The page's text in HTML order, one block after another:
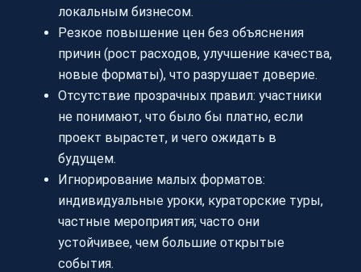
локальным бизнесом.
Резкое повышение цен без объяснения
причин (рост расходов, улучшение качества,
новые форматы), что разрушает доверие.
Отсутствие прозрачных правил: участники
не понимают, что было бы платно, если
проект вырастет, и чего ожидать в
будущем.
Игнорирование малых форматов:
индивидуальные уроки, кураторские туры,
частные мероприятия; часто они
устойчивее, чем большие открытые
события.